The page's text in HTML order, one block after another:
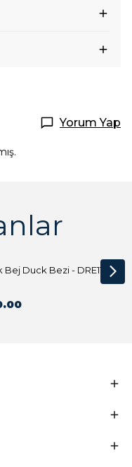
Yorum Yap
Açık Bej Duck Bezi - DRE1144 Kumaş Peçete